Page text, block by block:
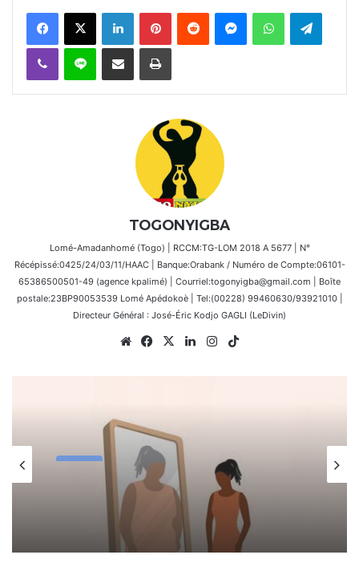
FacebookX Linkedin PinterestReddit MessengerWhatsAppTelegram
Viber Ligne Partager par email Imprimer
TOGONYIGBA
Lomé-Amadanhomé (Togo) | RCCM:TG-LOM 2018 A 5677 | N°
Récépissé:0425/24/03/11/HAAC | Banque:Orabank / Numéro de Compte:06101-
65386500501-49 (agence kpalimé) | Courriel:togonyigba@gmail.com | Boîte
postale:23BP90053539 Lomé Apédokoè | Tel:(00228) 99460630/93921010 |
Directeur Général : José-Éric Kodjo GAGLI (LeDivin)
WebsiteFacebook
X LinkedinInstagram
SANTE – QU’EST-CE QUE LA
DYSMORPHOPHOBIE ?